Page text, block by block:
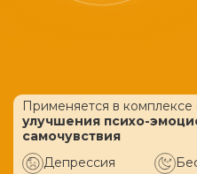
Применяется в комплексе
улучшения психо-
самочувствия
Депрессия